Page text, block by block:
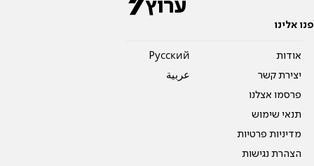
פנו אלינו
אודות
יצירת קשר
פרסמו אצלנו
תנאי שימוש
מדיניות פרטיות
הצהרת נגישות
Pусский
عربية